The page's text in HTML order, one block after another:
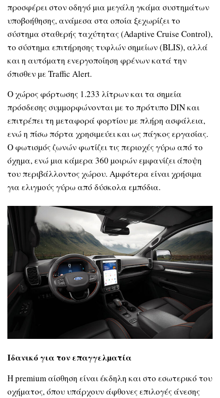
προσφέρει στον οδηγό µια µεγάλη γκάµα συστηµάτων
υποβοήθησης, ανάµεσα στα οποία ξεχωρίζει το
σύστηµα σταθερής ταχύτητας (Adaptive Cruise Control),
το σύστηµα επιτήρησης τυφλών σηµείων (BLIS), αλλά
και η αυτόµατη ενεργοποίηση φρένων κατά την
όπισθεν µε Traffic Alert.
Ο χώρος φόρτωσης 1.233 λίτρων και τα σηµεία
πρόσδεσης συµµορφώνονται µε το πρότυπο DIN και
επιτρέπει τη µεταφορά φορτίου µε πλήρη ασφάλεια,
ενώ η πίσω πόρτα χρησιµεύει και ως πάγκος εργασίας.
Ο φωτισµός ζωνών φωτίζει τις περιοχές γύρω από το
όχηµα, ενώ µια κάµερα 360 µοιρών εµφανίζει άποψη
του περιβάλλοντος χώρου. Αµφότερα είναι χρήσιµα
για ελιγµούς γύρω από δύσκολα εµπόδια.
Ιδανικό για τον επαγγελµατία
Η premium αίσθηση είναι έκδηλη και στο εσωτερικό του
οχήµατος, όπου υπάρχουν άφθονες επιλογές άνεσης